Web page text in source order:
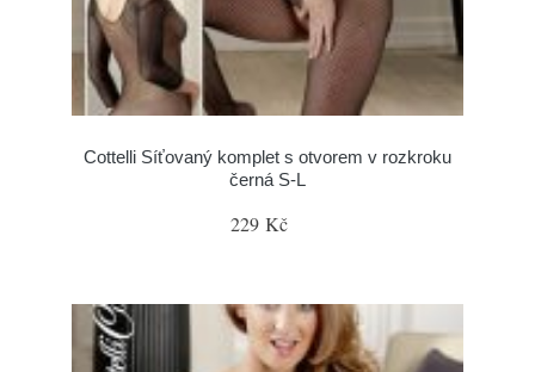
Cottelli Síťovaný komplet s otvorem v rozkroku
černá S-L
229 Kč